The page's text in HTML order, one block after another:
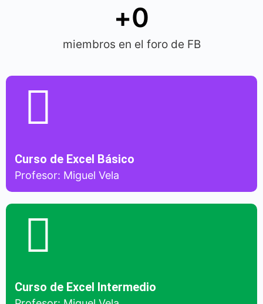
+0
miembros en el foro de FB
Curso de Excel Básico
Profesor: Miguel Vela
Curso de Excel Intermedio